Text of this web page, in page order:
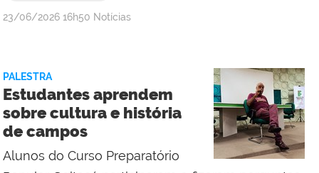
por
Comunicação
Social
do
Campus
Bom
publicado
23/06/2026 16h50 Notícias
PALESTRA
Estudantes aprendem
sobre cultura e história
de campos
Alunos do Curso Preparatório